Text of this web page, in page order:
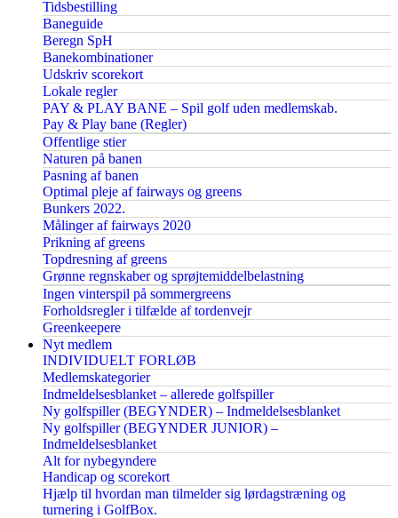
Tidsbestilling
Baneguide
Beregn SpH
Banekombinationer
Udskriv scorekort
Lokale regler
PAY & PLAY BANE – Spil golf uden medlemskab.
Pay & Play bane (Regler)
Offentlige stier
Naturen på banen
Pasning af banen
Optimal pleje af fairways og greens
Bunkers 2022.
Målinger af fairways 2020
Prikning af greens
Topdresning af greens
Grønne regnskaber og sprøjtemiddelbelastning
Ingen vinterspil på sommergreens
Forholdsregler i tilfælde af tordenvejr
Greenkeepere
Nyt medlem
INDIVIDUELT FORLØB
Medlemskategorier
Indmeldelsesblanket – allerede golfspiller
Ny golfspiller (BEGYNDER) – Indmeldelsesblanket
Ny golfspiller (BEGYNDER JUNIOR) –
Indmeldelsesblanket
Alt for nybegyndere
Handicap og scorekort
Hjælp til hvordan man tilmelder sig lørdagstræning og
turnering i GolfBox.